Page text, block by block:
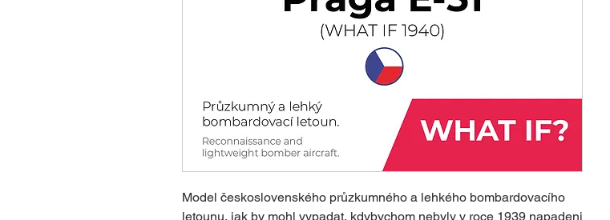
Model československého průzkumného a lehkého bombardovacího
letounu, jak by mohl vypadat, kdybychom nebyly v roce 1939 napadeni